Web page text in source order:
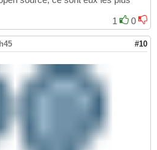
1
0
#10